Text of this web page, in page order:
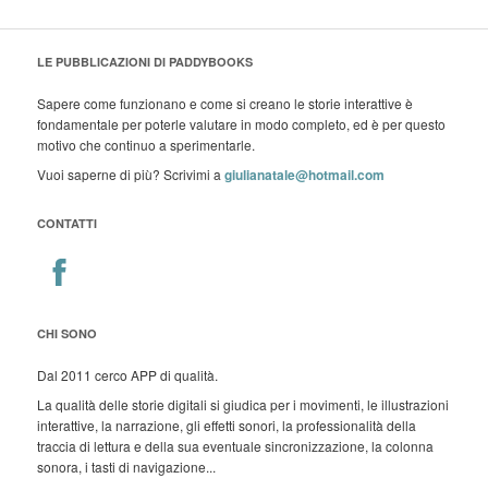
LE PUBBLICAZIONI DI PADDYBOOKS
Sapere come funzionano e come si creano le storie interattive è
fondamentale per poterle valutare in modo completo, ed è per questo
motivo che continuo a sperimentarle.
Vuoi saperne di più? Scrivimi agiulianatale@hotmail.com
CONTATTI
CHI SONO
Dal 2011 cerco APP di qualità.
La qualità delle storie digitali si giudica per i movimenti, le illustrazioni
interattive, la narrazione, gli effetti sonori, la professionalità della
traccia di lettura e della sua eventuale sincronizzazione, la colonna
sonora, i tasti di navigazione...